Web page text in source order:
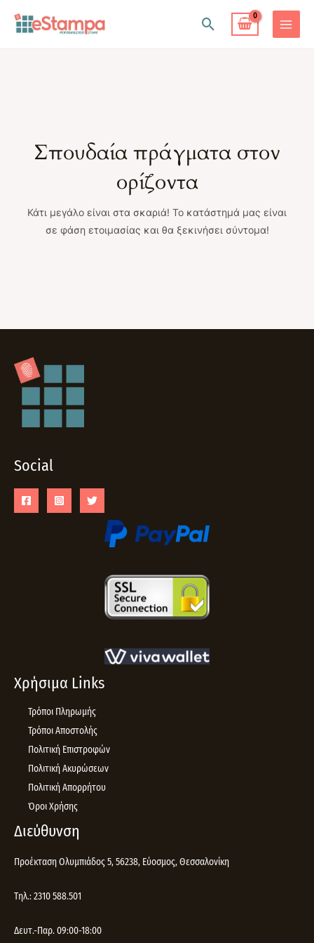
Αναζήτηση
MAIN
Σπουδαία πράγματα στον
ορίζοντα
Κάτι μεγάλο είναι στα σκαριά! Το κατάστημά μας είναι
σε φάση ετοιμασίας και θα ξεκινήσει σύντομα!
Social
Χρήσιμα Links
Τρόποι Πληρωμής
Τρόποι Αποστολής
Πολιτική Επιστροφών
Πολιτική Ακυρώσεων
Πολιτική Απορρήτου
Όροι Χρήσης
Διεύθυνση
Προέκταση Ολυμπιάδος 5, 56238, Εύοσμος, Θεσσαλονίκη
Τηλ.: 2310 588.501
Δευτ.-Παρ. 09:00-18:00